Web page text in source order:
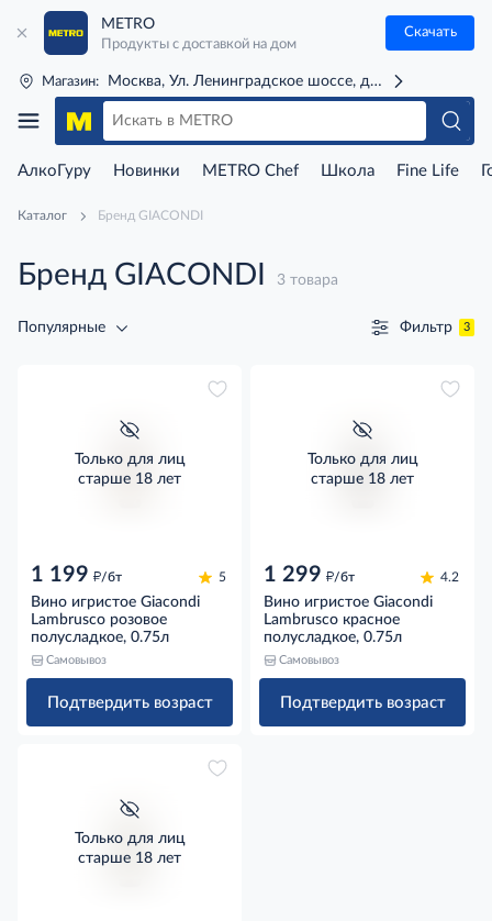
METRO
Продукты с доставкой на дом
Скачать
Магазин: Москва, Ул. Ленинградское шоссе, д. 71Г (м. Речной
АлкоГуру Новинки METRO Chef Школа Fine Life
Каталог Бренд GIACONDI
Бренд GIACONDI 3 товара
Популярные Фильтр 3
Только для лиц
старше 18 лет
1 199 д/бт 5
Вино игристое Giacondi
Lambrusco розовое
полусладкое, 0.75л
Самовывоз
Подтвердить возраст
Только для лиц
старше 18 лет
1 299 д/бт 4.2
Вино игристое Giacondi
Lambrusco красное
полусладкое, 0.75л
Самовывоз
Подтвердить возраст
Только для лиц
старше 18 лет